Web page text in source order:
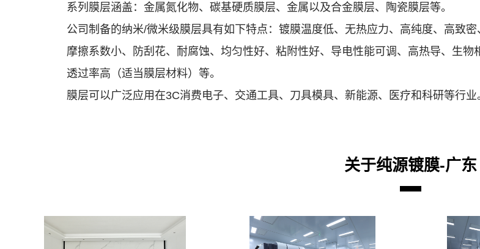
系列膜层涵盖：金属氮化物、碳基硬质膜层、金属以及合金膜层、陶瓷膜层等。
公司制备的纳米/微米级膜层具有如下特点：镀膜温度低、无热应力、高纯度、高致密
摩擦系数小、防刮花、耐腐蚀、均匀性好、粘附性好、导电性能可调、高热导、生物
透过率高（适当膜层材料）等。
膜层可以广泛应用在3C消费电子、交通工具、刀具模具、新能源、医疗和科研等行业
关于纯源镀膜-广东